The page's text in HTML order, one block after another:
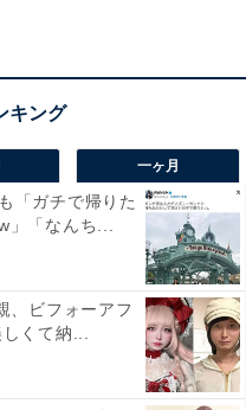
一ヶ月
「ガチで帰りた
」「なんち...
、ビフォーアフ
くて納...